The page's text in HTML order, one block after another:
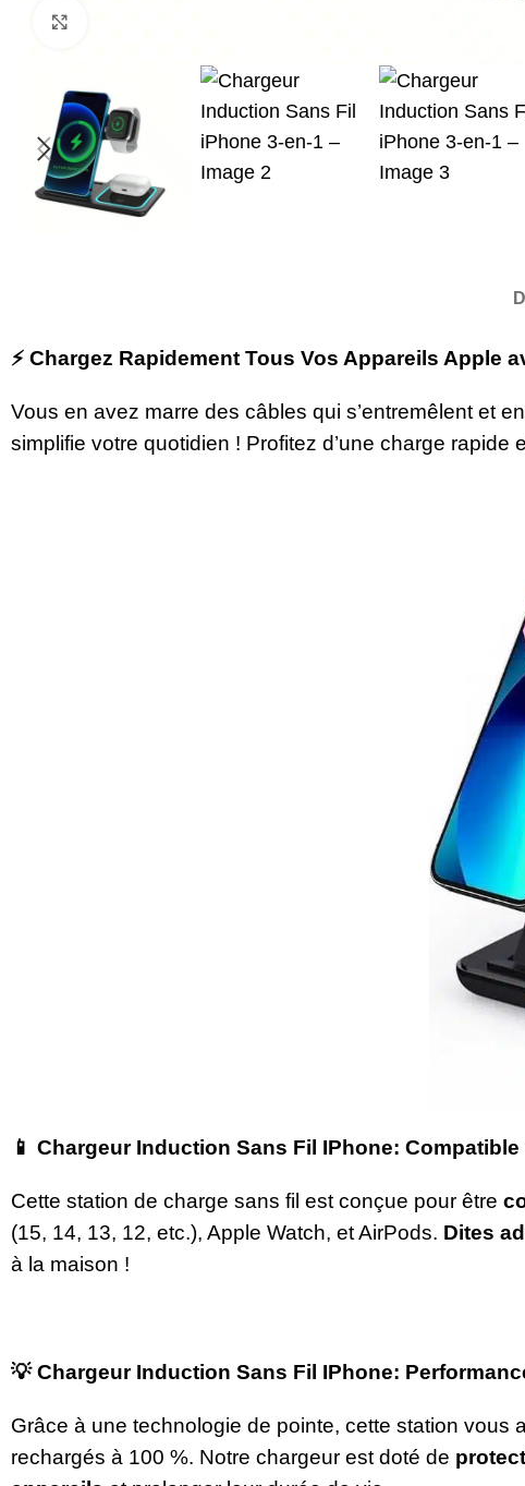
⚡ Chargez Rapidement Tous Vos Appareils Apple
Vous en avez marre des câbles qui s’entremêlent et
simplifie votre quotidien ! Profitez d’une charge
📱 Chargeur Induction Sans Fil IPhone:
Cette station de charge sans fil est conçue pour être
(15, 14, 13, 12, etc.), Apple Watch, et AirPods. Dites
à la maison !
💡 Chargeur Induction Sans Fil IPhone:
Grâce à une technologie de pointe, cette station vous
rechargés à 100 %. Notre chargeur est doté de